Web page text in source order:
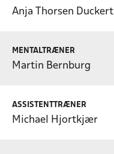
Anja Thorsen Duckert
MENTALTRÆNER
Martin Bernburg
ASSISTENTTRÆNER
Michael Hjortkjær